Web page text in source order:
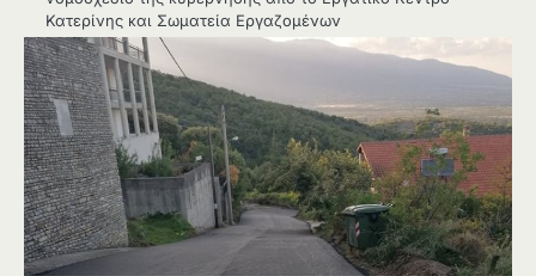
Κατερίνης και Σωματεία Εργαζομένων